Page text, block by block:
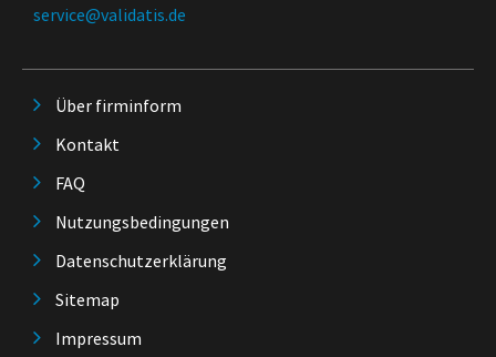
service@validatis.de
Über firminform
Kontakt
FAQ
Nutzungsbedingungen
Datenschutzerklärung
Sitemap
Impressum